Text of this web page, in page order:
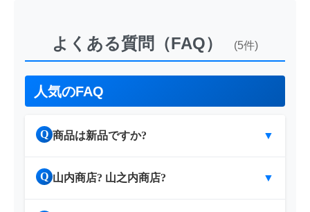
よくある質問（FAQ） (5件)
人気のFAQ
Q 商品は新品ですか? ▼
Q 山内商店? 山之内商店? ▼